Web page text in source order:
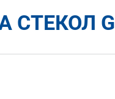
СТЕКОЛ